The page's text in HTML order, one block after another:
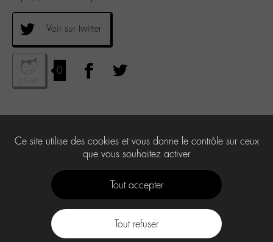
Voir sur twitter
0
Ce site utilise des cookies et vous donne le contrôle sur ceux
que vous souhaitez activer
Tout accepter
Tout refuser